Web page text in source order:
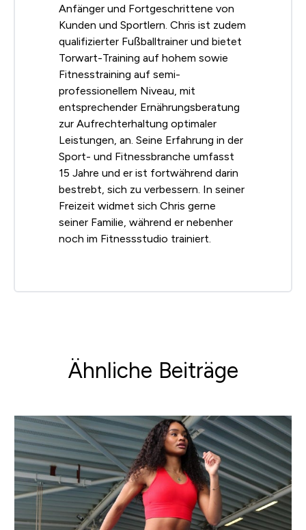
Anfänger und Fortgeschrittene von
Kunden und Sportlern. Chris ist zudem
qualifizierter Fußballtrainer und bietet
Torwart-Training auf hohem sowie
Fitnesstraining auf semi-
professionellem Niveau, mit
entsprechender Ernährungsberatung
zur Aufrechterhaltung optimaler
Leistungen, an. Seine Erfahrung in der
Sport- und Fitnessbranche umfasst
15 Jahre und er ist fortwährend darin
bestrebt, sich zu verbessern. In seiner
Freizeit widmet sich Chris gerne
seiner Familie, während er nebenher
noch im Fitnessstudio trainiert.
Ähnliche Beiträge